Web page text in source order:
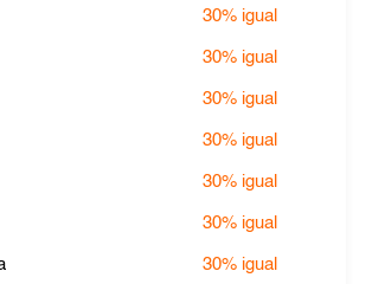
30% igual
30% igual
30% igual
30% igual
30% igual
30% igual
30% igual